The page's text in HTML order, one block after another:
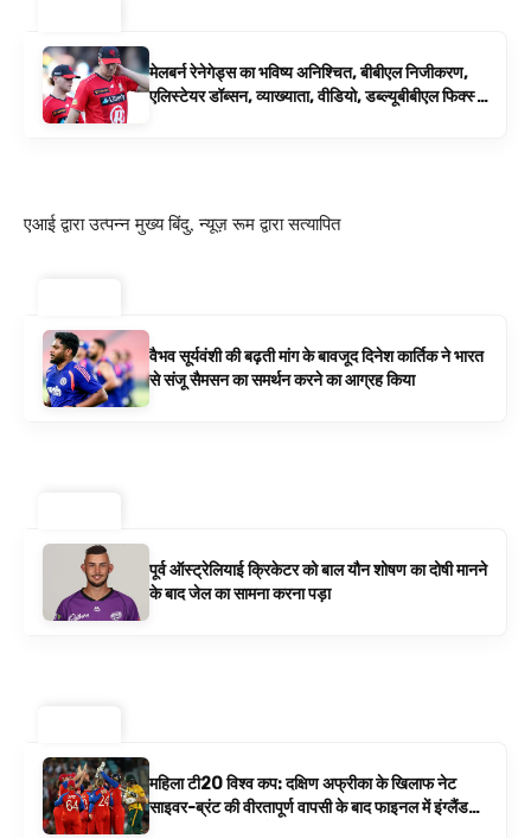
मेलबर्न रेनेगेड्स का भविष्य अनिश्चित, बीबीएल निजीकरण,
एलिस्टेयर डॉब्सन, व्याख्याता, वीडियो, डब्ल्यूबीबीएल फिक्स्चर
एआई द्वारा उत्पन्न मुख्य बिंदु, न्यूज़ रूम द्वारा सत्यापित
वैभव सूर्यवंशी की बढ़ती मांग के बावजूद दिनेश कार्तिक ने भारत
से संजू सैमसन का समर्थन करने का आग्रह किया
पूर्व ऑस्ट्रेलियाई क्रिकेटर को बाल यौन शोषण का दोषी मानने
के बाद जेल का सामना करना पड़ा
महिला टी20 विश्व कप: दक्षिण अफ्रीका के खिलाफ नेट
साइवर-ब्रंट की वीरतापूर्ण वापसी के बाद फाइनल में इंग्लैंड